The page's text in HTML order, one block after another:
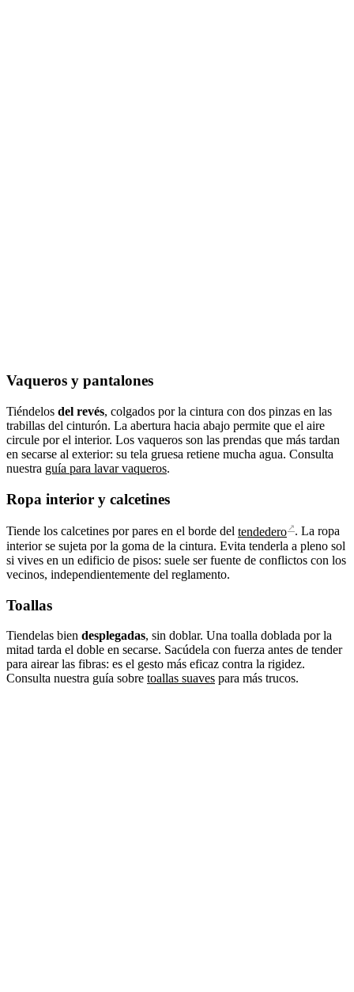
Vaqueros y pantalones
Tiéndelos del revés, colgados por la cintura con dos pinzas en las
trabillas del cinturón. La abertura hacia abajo permite que el aire
circule por el interior. Los vaqueros son las prendas que más tardan
en secarse al exterior: su tela gruesa retiene mucha agua. Consulta
nuestra guía para lavar vaqueros.
Ropa interior y calcetines
Tiende los calcetines por pares en el borde del tendedero ↗. La ropa
interior se sujeta por la goma de la cintura. Evita tenderla a pleno sol
si vives en un edificio de pisos: suele ser fuente de conflictos con los
vecinos, independientemente del reglamento.
Toallas
Tiendelas bien desplegadas, sin doblar. Una toalla doblada por la
mitad tarda el doble en secarse. Sacúdela con fuerza antes de tender
para airear las fibras: es el gesto más eficaz contra la rigidez.
Consulta nuestra guía sobre toallas suaves para más trucos.